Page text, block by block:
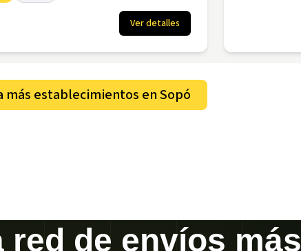
Ver detalles
más establecimientos enSopó
red de envíos más